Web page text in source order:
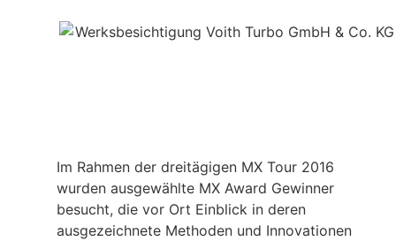
Im Rahmen der dreitägigen MX Tour 2016
wurden ausgewählte MX Award Gewinner
besucht, die vor Ort Einblick in deren
ausgezeichnete Methoden und Innovationen